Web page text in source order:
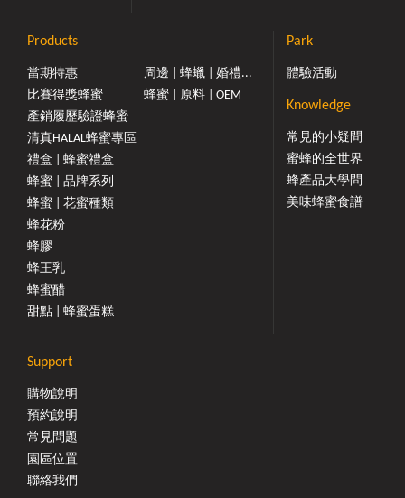
Products
當期特惠
比賽得獎蜂蜜
產銷履歷驗證蜂蜜
清真HALAL蜂蜜專區
禮盒 | 蜂蜜禮盒
蜂蜜 | 品牌系列
蜂蜜 | 花蜜種類
蜂花粉
蜂膠
蜂王乳
蜂蜜醋
甜點 | 蜂蜜蛋糕
周邊 | 蜂蠟 | 婚禮...
蜂蜜 | 原料 | OEM
Park
體驗活動
Knowledge
常見的小疑問
蜜蜂的全世界
蜂產品大學問
美味蜂蜜食譜
Support
購物說明
預約說明
常見問題
園區位置
聯絡我們